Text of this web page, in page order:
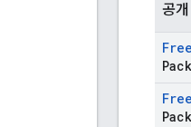
공
Free
Free